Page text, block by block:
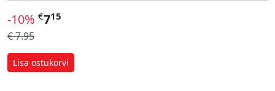
-10% €715
€ 7.95
Lisa ostukorvi